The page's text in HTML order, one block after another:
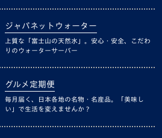
ジャパネットウォーター
上質な「富士山の天然水」。安心・安全、こだわ
りのウォーターサーバー
グルメ定期便
毎月届く、日本各地の名物・名産品。「美味し
い」で生活を変えませんか？